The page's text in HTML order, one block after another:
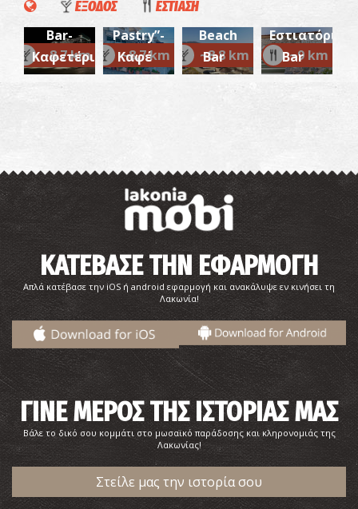
Αρχαία πόλη Ασωπού
ΑΡΧΑΙΟΙ ΧΡΟΝΟΙ ~9.6Km
ΕΞΟΔΟΣ ΕΣΤΙΑΣΗ
~8.7 km
Cafe-
Bar-
Καφετέρια
~8.7 km
Café &
Pastry”-
Καφέ
~8.8 km
Beach
Bar
~9 km
Εστιατόριο/
Bar
ΚΑΤΕΒΑΣΕ ΤΗΝ ΕΦΑΡΜΟΓΗ
Απλά κατέβασε την iOS ή android εφαρμογή και ανακάλυψε εν κινήσει τη
Λακωνία!
ΓΙΝΕ ΜΕΡΟΣ ΤΗΣ ΙΣΤΟΡΙΑΣ ΜΑΣ
Βάλε το δικό σου κομμάτι στο μωσαϊκό παράδοσης και κληρονομιάς της
Λακωνίας!
Στείλε μας την ιστορία σου